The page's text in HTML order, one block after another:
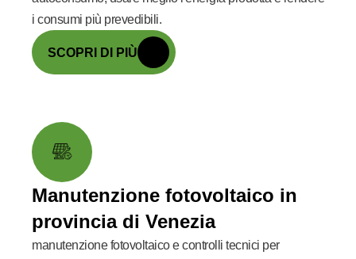
i consumi più prevedibili.
SCOPRI DI PIÙ
Manutenzione fotovoltaico in
provincia di Venezia
manutenzione fotovoltaico e controlli tecnici per